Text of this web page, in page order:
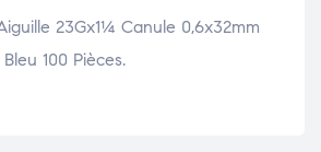
23Gx1¼ Canule 0,6x32mm
100 Pièces.